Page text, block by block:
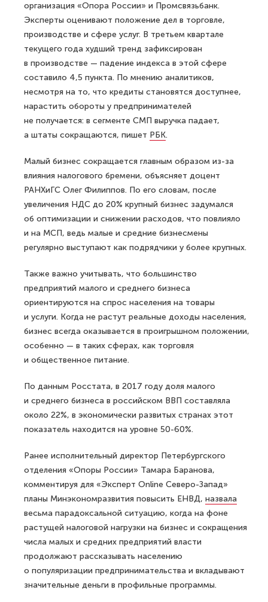
организация «Опора России» и Промсвязьбанк.
Эксперты оценивают положение дел в торговле,
производстве и сфере услуг. В третьем квартале
текущего года худший тренд зафиксирован
в производстве — падение индекса в этой сфере
составило 4,5 пункта. По мнению аналитиков,
несмотря на то, что кредиты становятся доступнее,
нарастить обороты у предпринимателей
не получается: в сегменте СМП выручка падает,
а штаты сокращаются, пишет РБК.
Малый бизнес сокращается главным образом из-за
влияния налогового бремени, объясняет доцент
РАНХиГС Олег Филиппов. По его словам, после
увеличения НДС до 20% крупный бизнес задумался
об оптимизации и снижении расходов, что повлияло
и на МСП, ведь малые и средние бизнесмены
регулярно выступают как подрядчики у более крупных.
Также важно учитывать, что большинство
предприятий малого и среднего бизнеса
ориентируются на спрос населения на товары
и услуги. Когда не растут реальные доходы населения,
бизнес всегда оказывается в проигрышном положении,
особенно — в таких сферах, как торговля
и общественное питание.
По данным Росстата, в 2017 году доля малого
и среднего бизнеса в российском ВВП составляла
около 22%, в экономически развитых странах этот
показатель находится на уровне 50-60%.
Ранее исполнительный директор Петербургского
отделения «Опоры России» Тамара Баранова,
комментируя для «Эксперт Online Северо-Запад»
планы Минэкономразвития повысить ЕНВД, назвала
весьма парадоксальной ситуацию, когда на фоне
растущей налоговой нагрузки на бизнес и сокращения
числа малых и средних предприятий власти
продолжают рассказывать населению
о популяризации предпринимательства и вкладывают
значительные деньги в профильные программы.